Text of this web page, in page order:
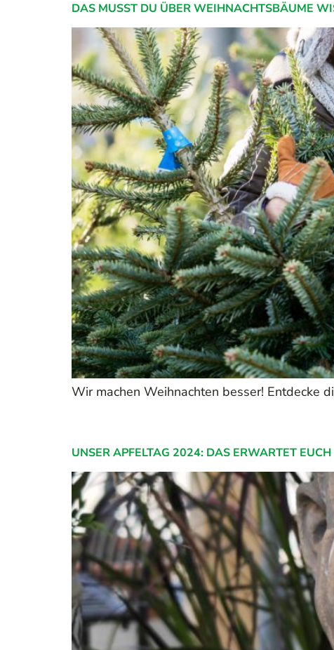
DAS MUSST DU ÜBER WEIHNACHTSBÄUME
Wir machen Weihnachten besser! Entdecke
UNSER APFELTAG 2024: DAS ERWARTET EUCH